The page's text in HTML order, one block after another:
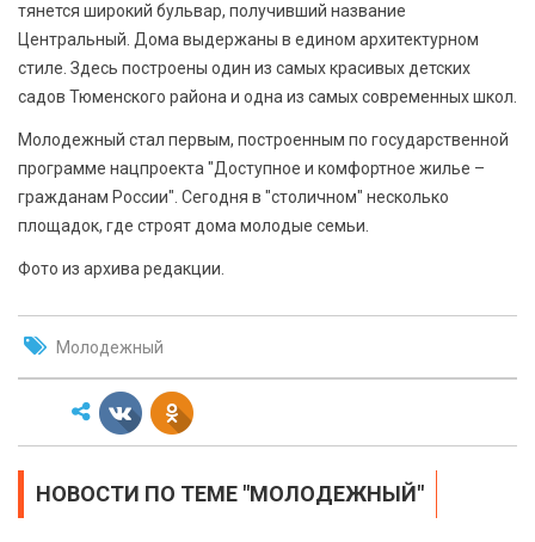
тянется широкий бульвар, получивший название
Центральный. Дома выдержаны в едином архитектурном
стиле. Здесь построены один из самых красивых детских
садов Тюменского района и одна из самых современных школ.
Молодежный стал первым, построенным по государственной
программе нацпроекта "Доступное и комфортное жилье –
гражданам России". Сегодня в "столичном" несколько
площадок, где строят дома молодые семьи.
Фото из архива редакции.
Молодежный
НОВОСТИ ПО ТЕМЕ "МОЛОДЕЖНЫЙ"